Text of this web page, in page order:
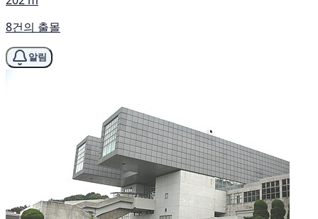
8건의 출몰
알림